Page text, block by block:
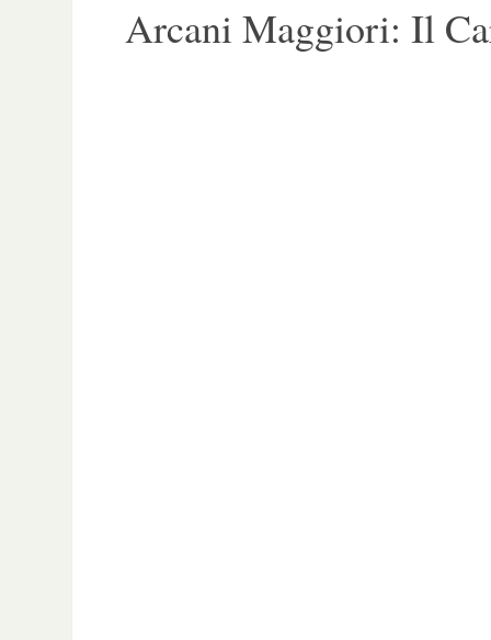
Arcani Maggiori: Il